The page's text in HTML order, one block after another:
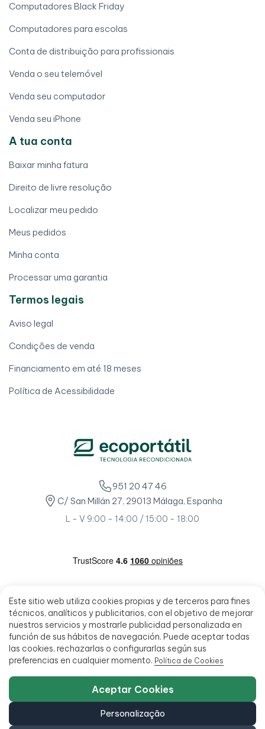
Este sitio web utiliza cookies propias y de terceros para fines
técnicos, analíticos y publicitarios, con el objetivo de mejorar
nuestros servicios y mostrarle publicidad personalizada en
función de sus hábitos de navegación. Puede aceptar todas
las cookies, rechazarlas o configurarlas según sus
preferencias en cualquier momento. Política de Cookies
Personalização
Aceptar Cookies
Computadores Black Friday
Computadores para escolas
Conta de distribuição para profissionais
Venda o seu telemóvel
Venda seu computador
Venda seu iPhone
A tua conta
Baixar minha fatura
Direito de livre resolução
Localizar meu pedido
Meus pedidos
Minha conta
Processar uma garantia
Termos legais
Aviso legal
Condições de venda
Financiamento em até 18 meses
Política de Acessibilidade
951 20 47 46
C/ San Millán 27, 29013 Málaga, Espanha
L - V 9:00 - 14:00 / 15:00 - 18:00